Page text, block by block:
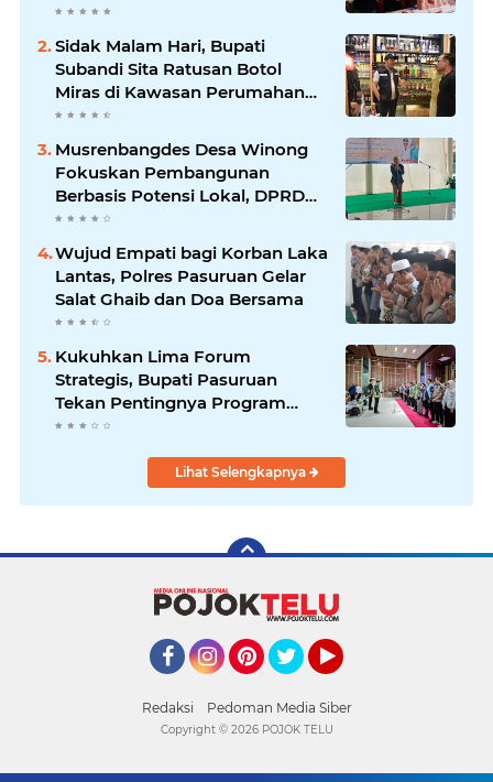
Sidak Malam Hari, Bupati
Subandi Sita Ratusan Botol
Miras di Kawasan Perumahan
Sidoarjo
Musrenbangdes Desa Winong
Fokuskan Pembangunan
Berbasis Potensi Lokal, DPRD
Optimistis Meski Dihantam
Efisiensi Anggaran
Wujud Empati bagi Korban Laka
Lantas, Polres Pasuruan Gelar
Salat Ghaib dan Doa Bersama
Kukuhkan Lima Forum
Strategis, Bupati Pasuruan
Tekan Pentingnya Program
Nyata untuk Rakyat
Lihat Selengkapnya
Redaksi Pedoman Media Siber
Copyright © 2026 POJOK TELU